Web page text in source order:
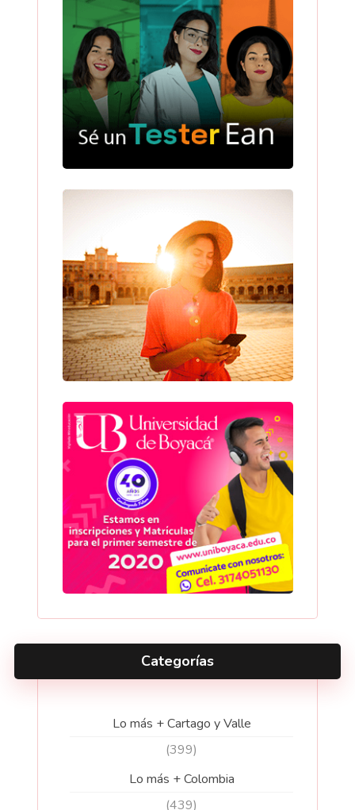
Categorías
Lo más + Cartago y Valle
(399)
Lo más + Colombia
(439)